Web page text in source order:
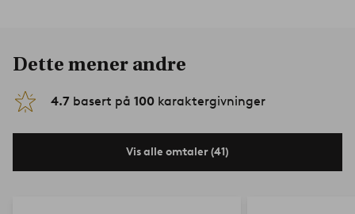
Dette mener andre
4.7 basert på 100 karaktergivninger
Vis alle omtaler (41)